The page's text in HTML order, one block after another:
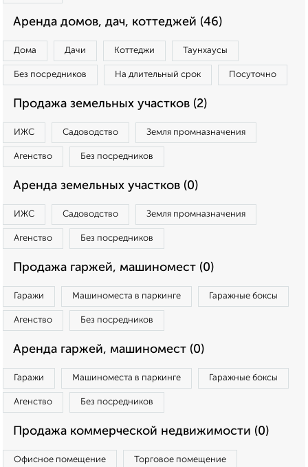
Аренда домов, дач, коттеджей (46)
Дома Дачи Коттеджи Таунхаусы
Без посредников На длительный срок Посуточно
Продажа земельных участков (2)
ИЖС Садоводство Земля промназначения
Агенство Без посредников
Аренда земельных участков (0)
ИЖС Садоводство Земля промназначения
Агенство Без посредников
Продажа гаржей, машиномест (0)
Гаражи Машиноместа в паркинге Гаражные боксы
Агенство Без посредников
Аренда гаржей, машиномест (0)
Гаражи Машиноместа в паркинге Гаражные боксы
Агенство Без посредников
Продажа коммерческой недвижимости (0)
Офисное помещение Торговое помещение